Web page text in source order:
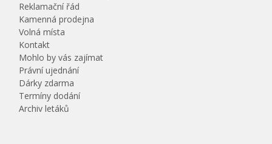
Reklamační řád
Kamenná prodejna
Volná místa
Kontakt
Mohlo by vás zajímat
Právní ujednání
Dárky zdarma
Termíny dodání
Archiv letáků